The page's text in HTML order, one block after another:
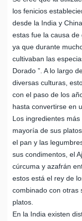
los fenicios
desde la India y
estas fue la causa
ya que durante
cultivaban las
Dorado ”. A lo largo
diversas culturas,
con el paso de los
hasta convertirse en
Los ingredientes
mayoría de sus
el pan y las
sus condimentos, el
cúrcuma y azafrán
estos está el rey de
combinado con otras
platos.
En la India existen